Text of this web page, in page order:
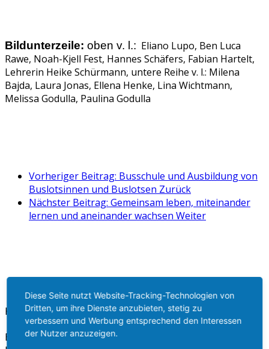
Bildunterzeile: oben v. l.: Eliano Lupo, Ben Luca
Rawe, Noah-Kjell Fest, Hannes Schäfers, Fabian Hartelt,
Lehrerin Heike Schürmann, untere Reihe v. l.: Milena
Bajda, Laura Jonas, Ellena Henke, Lina Wichtmann,
Melissa Godulla, Paulina Godulla
Vorheriger Beitrag: Busschule und Ausbildung von
Buslotsinnen und Buslotsen Zurück
Nächster Beitrag: Gemeinsam leben, miteinander
lernen und aneinander wachsen Weiter
Kontakt
Bigge-Lenne Gesamtschule
Diese Seite nutzt Website-Tracking-Technologien von
Dritten, um ihre Dienste anzubieten, stetig zu
verbessern und Werbung entsprechend den Interessen
der Nutzer anzuzeigen.